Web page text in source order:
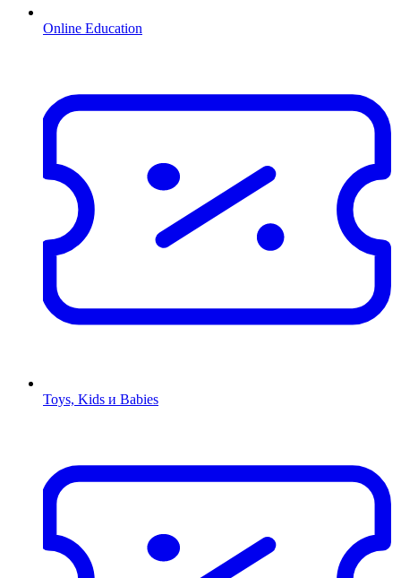
Online Education
Toys, Kids и Babies